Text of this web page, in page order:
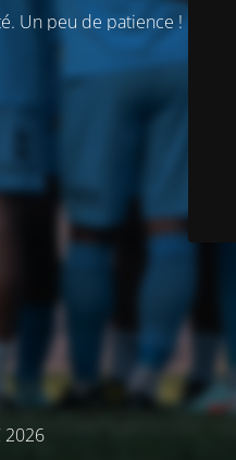
Un peu de patience !
2026